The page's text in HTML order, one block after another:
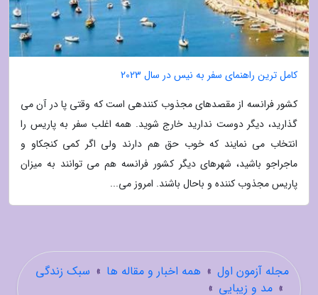
کامل ترین راهنمای سفر به نیس در سال 2023
کشور فرانسه از مقصدهای مجذوب کنندهی است که وقتی پا در آن می
گذارید، دیگر دوست ندارید خارج شوید. همه اغلب سفر به پاریس را
انتخاب می نمایند که خوب حق هم دارند ولی اگر کمی کنجکاو و
ماجراجو باشید، شهرهای دیگر کشور فرانسه هم می توانند به میزان
پاریس مجذوب کننده و باحال باشند. امروز می...
مجله آزمون اول » همه اخبار و مقاله ها » سبک زندگی
» مد و زیبایی »